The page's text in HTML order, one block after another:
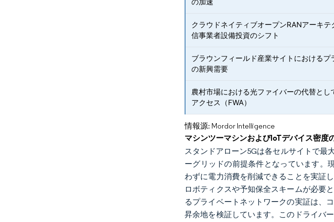
クラウドネイティブオープンRANアーキテ
信事業者設備投資のシフト
ブラウンフィールド産業サイトにおけるプ
の新興需要
農村市場における光ファイバーの代替とし
アクセス（FWA）
情報源: Mordor Intelligence
マシンツーマシンおよびIoTデバイス密度
スタンドアローン5Gは各セルサイトで最
ーグリッドの前提条件となっています。
わずに電力消費を削減できることを実証
ロボティクスや予知保全スキームが必要
るプライベートネットワークの実証は、
昇余地を検証しています。このドライバ